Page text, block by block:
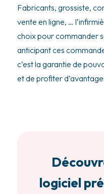
Fabricants, grossiste,
vente en ligne, …
choix pour commander
anticipant ces
c’est la garantie de
et de profiter
logiciel